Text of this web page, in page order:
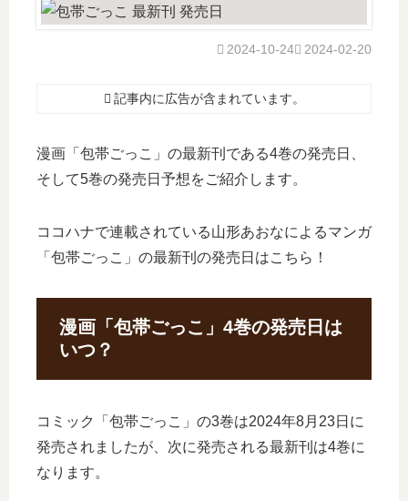
2024-02-20
2024-10-24
記事内に広告が含まれています。
漫画「包帯ごっこ」の最新刊である4巻の発売日、
そして5巻の発売日予想をご紹介します。
ココハナで連載されている山形あおなによるマンガ
「包帯ごっこ」の最新刊の発売日はこちら！
漫画「包帯ごっこ」4巻の発売日は
いつ？
コミック「包帯ごっこ」の3巻は2024年8月23日に
発売されましたが、次に発売される最新刊は4巻に
なります。